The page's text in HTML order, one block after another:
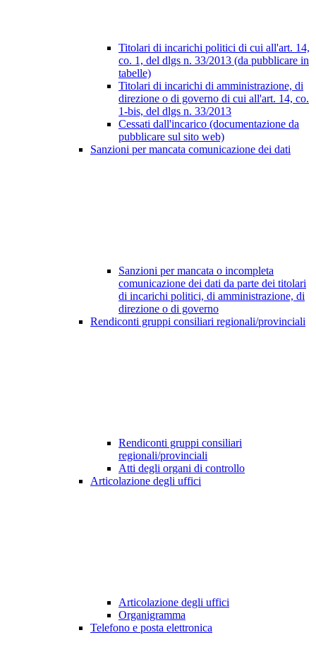
Titolari di incarichi politici di cui all'art. 14,
co. 1, del dlgs n. 33/2013 (da pubblicare in
tabelle)
Titolari di incarichi di amministrazione, di
direzione o di governo di cui all'art. 14, co.
1-bis, del dlgs n. 33/2013
Cessati dall'incarico (documentazione da
pubblicare sul sito web)
Sanzioni per mancata comunicazione dei dati
Sanzioni per mancata o incompleta
comunicazione dei dati da parte dei titolari
di incarichi politici, di amministrazione, di
direzione o di governo
Rendiconti gruppi consiliari regionali/provinciali
Rendiconti gruppi consiliari
regionali/provinciali
Atti degli organi di controllo
Articolazione degli uffici
Articolazione degli uffici
Organigramma
Telefono e posta elettronica